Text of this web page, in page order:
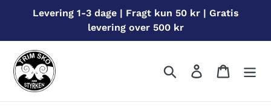
Levering 1-3 dage | Fragt kun 50 kr | Gratis
levering over 500 kr
Søg Log ind